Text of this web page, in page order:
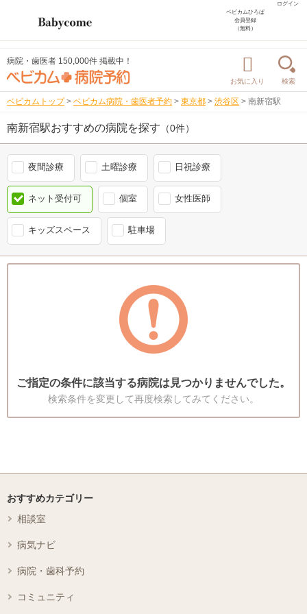
ログイン
ベビカムひろば
会員登録
（無料）
病院・歯医者 150,000件 掲載中！
お気に入り 検索
ベビカムトップ > ベビカム病院・歯医者予約 > 東京都 > 渋谷区 > 南新宿駅
南新宿駅おすすめの病院を探す （0件）
夜間診療 土曜診療 日祝診療
ネット受付可 個室 女性医師
キッズスペース 駐車場
ご指定の条件に該当する病院は見つかりませんでした。
検索条件を変更して再度検索してみてください。
おすすめカテゴリー
相談室
病気ナビ
病院・歯科予約
コミュニティ